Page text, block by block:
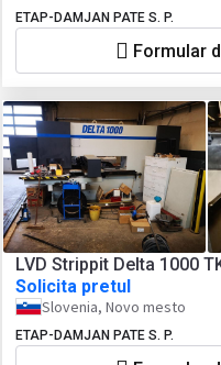
ETAP-DAMJAN PATE S. P.
Formular
LVD Strippit Delta 1000
Solicita pretul
Slovenia, Novo mesto
ETAP-DAMJAN PATE S. P.